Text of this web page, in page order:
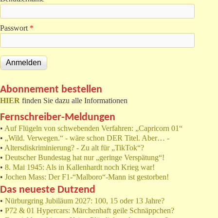
Passwort *
Abonnement bestellen
HIER finden Sie dazu alle Informationen
Fernschreiber-Meldungen
• Auf Flügeln von schwebenden Verfahren: „Capricorn 01“
• „Wild. Verwegen.“ - wäre schon DER Titel. Aber… -
• Altersdiskriminierung? - Zu alt für „TikTok“?
• Deutscher Bundestag hat nur „geringe Verspätung“!
• 8. Mai 1945: Als in Kallenhardt noch Krieg war!
• Jochen Mass: Der F1-“Malboro“-Mann ist gestorben!
Das neueste Dutzend
• Nürburgring Jubiläum 2027: 100, 15 oder 13 Jahre?
• P72 & 01 Hypercars: Märchenhaft geile Schnäppchen?